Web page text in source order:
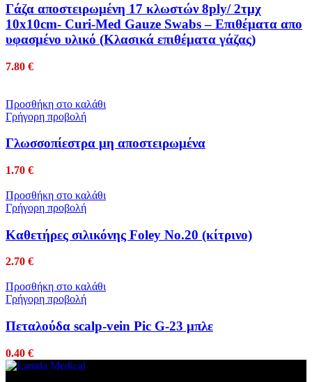
Γάζα αποστειρωμένη 17 κλωστών 8ply/ 2τμχ
10x10cm- Curi-Med Gauze Swabs – Επιθέματα απο
υφασμένο υλικό (Κλασικά επιθέματα γάζας)
7.80 €
Προσθήκη στο καλάθι
Γρήγορη προβολή
Γλωσσοπίεστρα μη αποστειρωμένα
1.70 €
Προσθήκη στο καλάθι
Γρήγορη προβολή
Καθετήρες σιλικόνης Foley No.20 (κίτρινο)
2.70 €
Προσθήκη στο καλάθι
Γρήγορη προβολή
Πεταλούδα scalp-vein Pic G-23 μπλε
0.40 €